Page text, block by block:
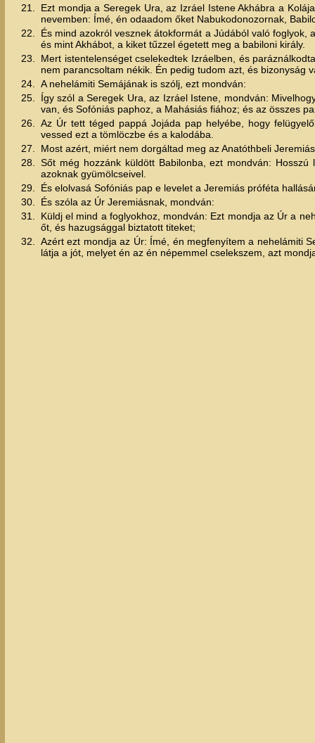
21.
Ezt mondja a Seregek Ura, az Izráel Istene Akhábra a
nevemben: Ímé, én odaadom őket Nabukodonozornak,
22.
És mind azokról vesznek átokformát a Júdából való
és mint Akhábot, a kiket tűzzel égetett meg a babiloni király.
23.
Mert istentelenséget cselekedtek Izráelben, és
nem parancsoltam nékik. Én pedig tudom azt, és bizonyság
24.
A nehelámiti Semájának is szólj, ezt mondván:
25.
Így szól a Seregek Ura, az Izráel Istene, mondván:
van, és Sofóniás paphoz, a Mahásiás fiához; és az összes
26.
Az Úr tett téged pappá Jojáda pap helyébe, hogy
vessed ezt a tömlöczbe és a kalodába.
27.
Most azért, miért nem dorgáltad meg az Anatóthbeli
28.
Sőt még hozzánk küldött Babilonba, ezt mondván:
azoknak gyümölcseivel.
29.
És elolvasá Sofóniás pap e levelet a Jeremiás próféta
30.
És szóla az Úr Jeremiásnak, mondván:
31.
Küldj el mind a foglyokhoz, mondván: Ezt mondja az Úr a
őt, és hazugsággal biztatott titeket;
32.
Azért ezt mondja az Úr: Ímé, én megfenyítem a nehelámiti
látja a jót, melyet én az én népemmel cselekszem, azt